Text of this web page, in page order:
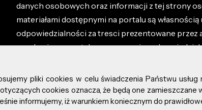
danych osobowych oraz informacji z tej strony
materiałami dostępnymi na portalu są
odpowiedzialności za tresci prezentowane przez
regulaminem portalu oraz ponosisz
© 2026 altao.pl. Wszystkie prawa zastrzeżone.
0.046
pliki cookies w celu świadczenia Państwu
cookies oznacza, że będą one
informujemy, iż warunkiem koniecznym do